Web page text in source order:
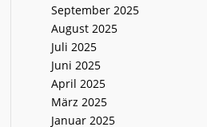
September 2025
August 2025
Juli 2025
Juni 2025
April 2025
März 2025
Januar 2025